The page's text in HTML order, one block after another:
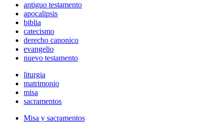
antiguo testamento
apocalipsis
biblia
catecismo
derecho canonico
evangelio
nuevo testamento
liturgia
matrimonio
misa
sacramentos
Misa y sacramentos